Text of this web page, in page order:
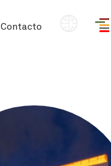
Contacto